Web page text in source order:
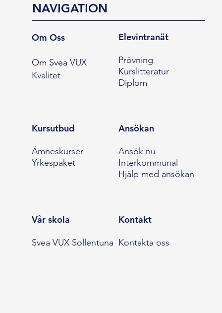
NAVIGATION
Om Oss
Om Svea VUX
Kvalitet
Elevintranät
Prövning
Kurslitteratur
Diplom
Kursutbud
Ämneskurser
Yrkespaket
Ansökan
Ansök nu
Interkommunal
Hjälp med ansökan
Vår skola
Svea VUX Sollentuna
Kontakt
Kontakta oss